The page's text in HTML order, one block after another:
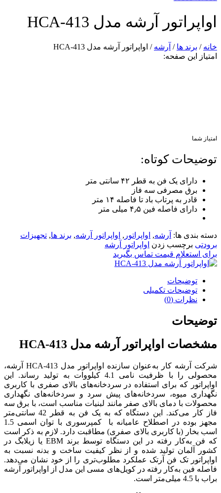
اواپراتور آرشه مدل HCA-413
خانه / برند ها / آرشه / اواپراتور آرشه مدل HCA-413
امتیاز این صفحه:
امتیاز شما
توضیحات کوتاه:
دارای یک فن به قطر ۴۲ سانتی متر
برق مصرفی سه فاز
قادر به پرتاب باد تا فاصله ۱۴ متر
دارای فاصله فین ۴٫۵ میلی متر
دسته بندی ها: آرشه, اواپراتور , اواپراتور آرشه, برند ها, تجهیزات
برودتی برچسب زدن اواپراتور آرشه
برای استعلام قیمت تماس بگیرید
توضیحات
توضیحات تکمیلی
نظرات (0)
توضیحات
مشخصات اواپراتور آرشه مدل HCA-413
شرکت آرشه کار به‌عنوان سازنده اواپراتور مدل HCA-413 آرشه،
محصولی را با ظرفیت نامی 4.1 کیلووات به تولید رساند. این
اواپراتور که برای استفاده در سردخانه‌های بالای صفری با کاربری
نگهداری میوه، سردخانه‌های پیش سرد و سردخانه‌های نگهداری
محصولات با دمای بالای صفر مانند لبنیات مناسب است، با برق سه
فاز کار می‌کند. این دستگاه که به یک فن به قطر 42 سانتی‌متر
مجهز بوده در اصطلاح عامیانه با کمپرسوری با توان اسمی 1.5
اسب بخار (با کاربری بالای صفری) مطاقبت دارد. لازم به ذکر است
که فن به‌کار رفته در این دستگاه توسط برند EBM یا زیلابگ در
کشور آلمان تولید شده و از نظر کیفیت ساخت و بدنه نسبت به
اواپراتور تک فن آرتک عملکرد مطلوب‌تری را از خود نشان می‌دهد.
فاصله فین به‌کار رفته در کویل‌های مسی این مدل از اواپراتور آرشه
براب با 4.5 میلی‌متر است.